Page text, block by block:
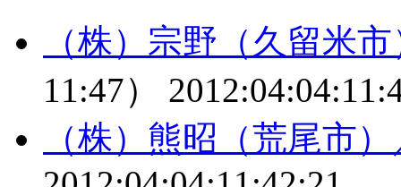
（株）宗野（久留米
11:47）
（株）熊昭（荒尾市